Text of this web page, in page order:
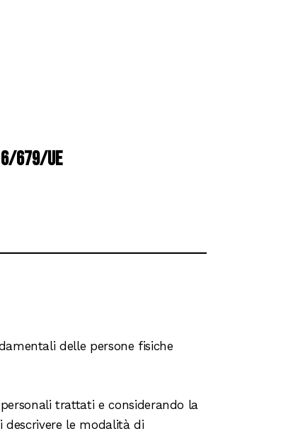
679/UE
delle persone fisiche
trattati e considerando la
le modalità di